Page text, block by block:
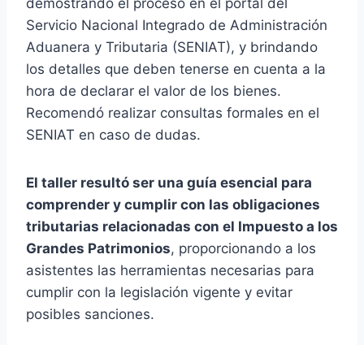
demostrando el proceso en el portal del
Servicio Nacional Integrado de Administración
Aduanera y Tributaria (SENIAT), y brindando
los detalles que deben tenerse en cuenta a la
hora de declarar el valor de los bienes.
Recomendó realizar consultas formales en el
SENIAT en caso de dudas.
El taller resultó ser una guía esencial para
comprender y cumplir con las obligaciones
tributarias relacionadas con el Impuesto a los
Grandes Patrimonios, proporcionando a los
asistentes las herramientas necesarias para
cumplir con la legislación vigente y evitar
posibles sanciones.